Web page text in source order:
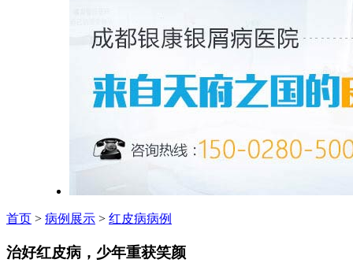
首页 > 病例展示 > 红皮病病例
治好红皮病，少年重获笑颜